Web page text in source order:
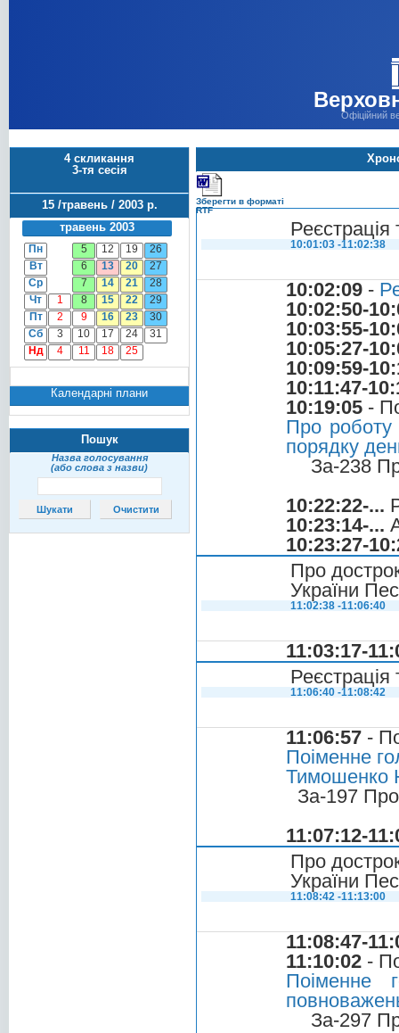
Офіційний
4 скликання
3-тя сесія
15 /травень / 2003 р.
травень 2003
Пн 5 12 19
26
Вт
6 13 20
27
Ср
7 14 21
28
Чт
1 8 15 22
29
Пт
2 9 16 23
30
Сб
3 10 17 24
31
Нд
4 11 18 25
Календарні плани
Пошук
Назва голосування
(або слова з назви)
Зберегти в форматі
RTF
Реєстрація
10:01:03 -11:02:38
10:02:09 -
10:02:50-
10:03:55-
10:05:27-
10:09:59-
10:11:47-
10:19:05 -
Про роботу
порядку
За-238
10:22:22-...
10:23:14-...
10:23:27-
Про
України
11:02:38 -11:06:40
11:03:17-
Реєстрація
11:06:40 -11:08:42
11:06:57 -
Поіменне
За-197
11:07:12-
Про
України
11:08:42 -11:13:00
11:08:47-
11:10:02 -
Поіменне
За-297